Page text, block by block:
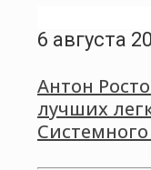
6 августа
Антон
лучших